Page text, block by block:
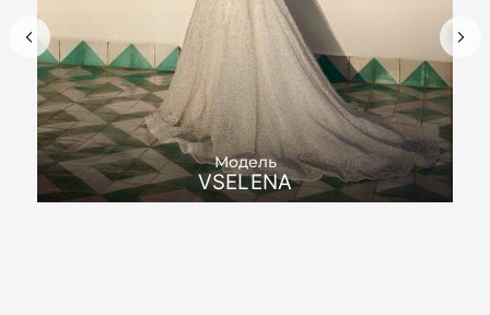
Модель
VSELENA